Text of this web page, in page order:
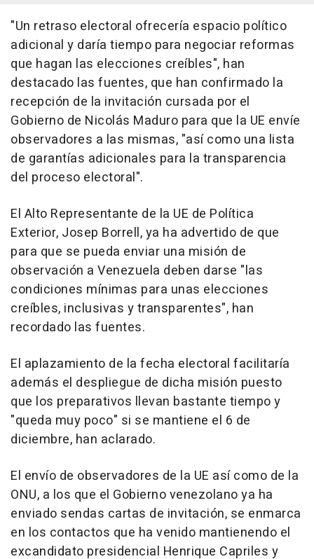
"Un retraso electoral ofrecería espacio político
adicional y daría tiempo para negociar reformas
que hagan las elecciones creíbles", han
destacado las fuentes, que han confirmado la
recepción de la invitación cursada por el
Gobierno de Nicolás Maduro para que la UE envíe
observadores a las mismas, "así como una lista
de garantías adicionales para la transparencia
del proceso electoral".
El Alto Representante de la UE de Política
Exterior, Josep Borrell, ya ha advertido de que
para que se pueda enviar una misión de
observación a Venezuela deben darse "las
condiciones mínimas para unas elecciones
creíbles, inclusivas y transparentes", han
recordado las fuentes.
El aplazamiento de la fecha electoral facilitaría
además el despliegue de dicha misión puesto
que los preparativos llevan bastante tiempo y
"queda muy poco" si se mantiene el 6 de
diciembre, han aclarado.
El envío de observadores de la UE así como de la
ONU, a los que el Gobierno venezolano ya ha
enviado sendas cartas de invitación, se enmarca
en los contactos que ha venido mantienendo el
excandidato presidencial Henrique Capriles y